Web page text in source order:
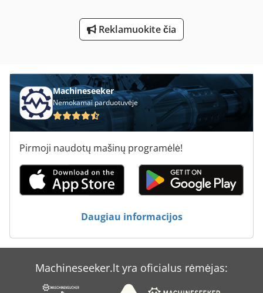
Laikiklis Su Velenu
Nė Vienas
St Spausdinimo Sistemos
Transporto Laikikliai
Reklamuokite čia
Machineseeker
Nemokamai parduotuvėje
Pirmoji naudotų mašinų programėlė!
Daugiau informacijos
Machineseeker.lt yra oficialus rėmėjas: